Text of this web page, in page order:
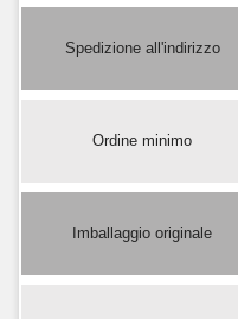
Spedizione all'indirizzo
Ordine minimo
Imballaggio originale